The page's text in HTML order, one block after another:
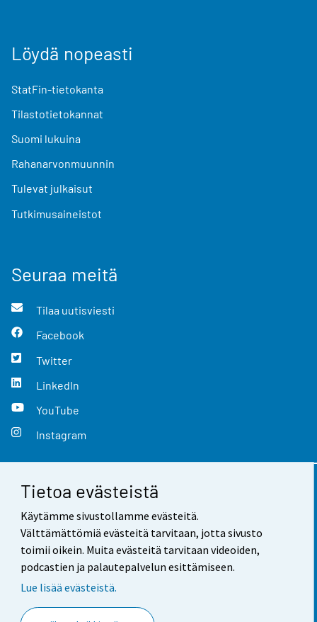
Tietoa evästeistä
Käytämme sivustollamme evästeitä.
Välttämättömiä evästeitä tarvitaan, jotta sivusto
toimii oikein. Muita evästeitä tarvitaan videoiden,
podcastien ja palautepalvelun esittämiseen.
Lue lisää evästeistä.
Löydä nopeasti
StatFin-tietokanta
Tilastotietokannat
Suomi lukuina
Rahanarvonmuunnin
Tulevat julkaisut
Tutkimusaineistot
Seuraa meitä
Tilaa uutisviesti
Facebook
Twitter
LinkedIn
YouTube
Instagram
Yhteystiedot
Palaute
Käyttöehdot
Saavutettavuus